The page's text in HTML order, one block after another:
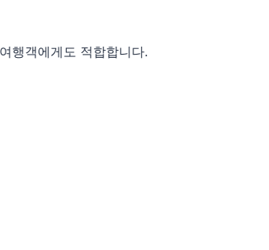
행객에게도 적합합니다.